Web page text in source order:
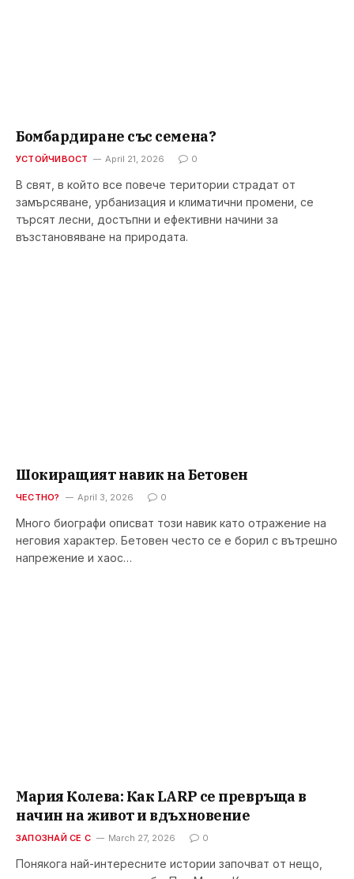
Бомбардиране със семена?
УСТОЙЧИВОСТ April 21, 2026 0
В свят, в който все повече територии страдат от
замърсяване, урбанизация и климатични промени, се
търсят лесни, достъпни и ефективни начини за
възстановяване на природата.
Шокиращият навик на Бетовен
ЧЕСТНО? April 3, 2026 0
Много биографи описват този навик като отражение на
неговия характер. Бетовен често се е борил с вътрешно
напрежение и хаос…
Мария Колева: Как LARP се превръща в
начин на живот и вдъхновение
ЗАПОЗНАЙ СЕ С March 27, 2026 0
Понякога най-интересните истории започват от нещо,